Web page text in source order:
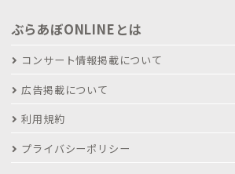
ぶらあぼONLINEとは
コンサート情報掲載について
広告掲載について
利用規約
プライバシーポリシー